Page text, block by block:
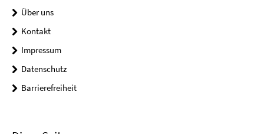
Über uns
Kontakt
Impressum
Datenschutz
Barrierefreiheit